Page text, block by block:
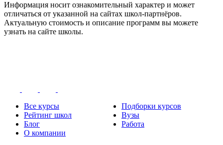
Информация носит ознакомительный характер и может
отличаться от указанной на сайтах школ-партнёров.
Актуальную стоимость и описание программ вы можете
узнать на сайте школы.
Все курсы
Подборки курсов
Рейтинг школ
Вузы
Блог
Работа
О компании